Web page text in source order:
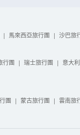
| 馬來西亞旅行團 | 沙巴旅
行團 | 瑞士旅行團 | 意大
團 | 蒙古旅行團 | 雲南旅